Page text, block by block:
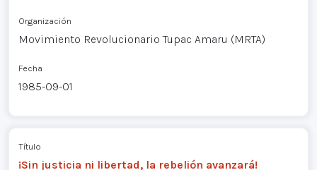
Organización
Movimiento Revolucionario Tupac Amaru (MRTA)
Fecha
1985-09-01
Título
¡Sin justicia ni libertad, la rebelión avanzará!